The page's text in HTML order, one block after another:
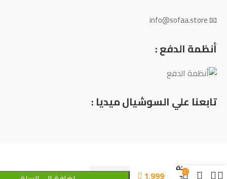
وحدة
 1,999
📧 info@sofaa.store
أنظمة الدفع :
تابعنا علي السوشيال ميديا :
0